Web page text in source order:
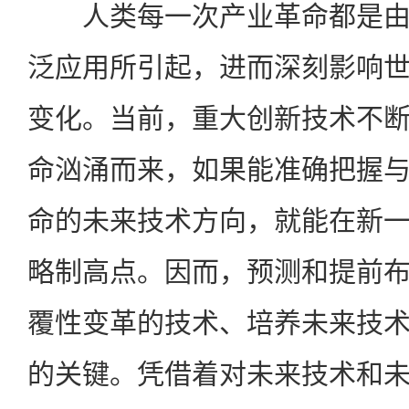
人类每一次产业革命都是由
泛应用所引起，进而深刻影响
变化。当前，重大创新技术不
命汹涌而来，如果能准确把握
命的未来技术方向，就能在新
略制高点。因而，预测和提前
覆性变革的技术、培养未来技
的关键。凭借着对未来技术和